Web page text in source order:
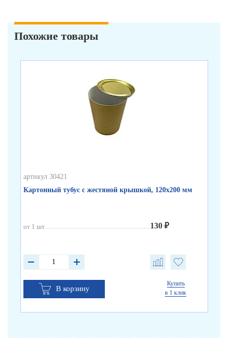
Похожие товары
артикул 30421
Картонный тубус с жестяной крышкой, 120х200 мм
от 1 шт. 130 ₽
В корзину
Купить
в 1 клик